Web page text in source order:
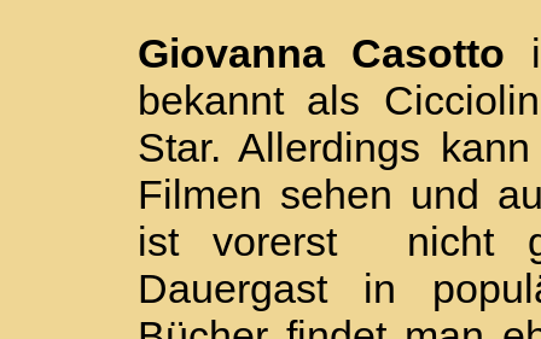
Giovanna Casotto
bekannt als
Star. Allerdings
Filmen sehen und
ist vorerst nicht
Dauergast in